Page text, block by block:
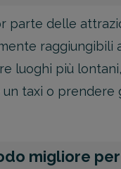
parte delle
raggiungibili
luoghi più
taxi o prendere
migliore